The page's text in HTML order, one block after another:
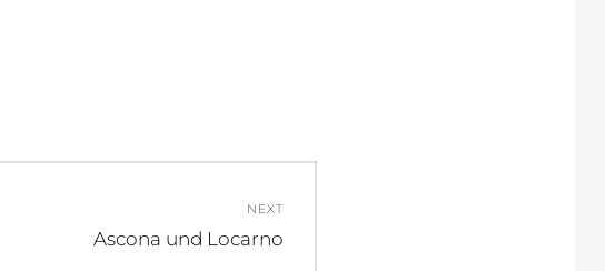
NEXT
Next
Ascona und Locarno